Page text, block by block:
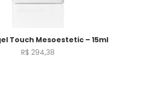
Touch Mesoestetic – 15ml
R$ 294,38